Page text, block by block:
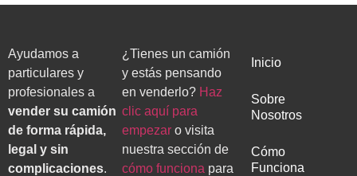
Ayudamos a
particulares y
profesionales a
vender su camión
de forma rápida,
legal y sin
complicaciones.
¿Tienes un camión
y estás pensando
en venderlo? Haz
clic aquí para
empezaro visita
nuestra sección de
cómo funciona para
Inicio
Sobre
Nosotros
Cómo
Funciona